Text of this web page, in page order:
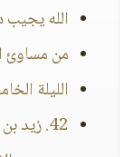
الله
من مساوئ
الليلة
42. زيد بن ثابت الأنصاري